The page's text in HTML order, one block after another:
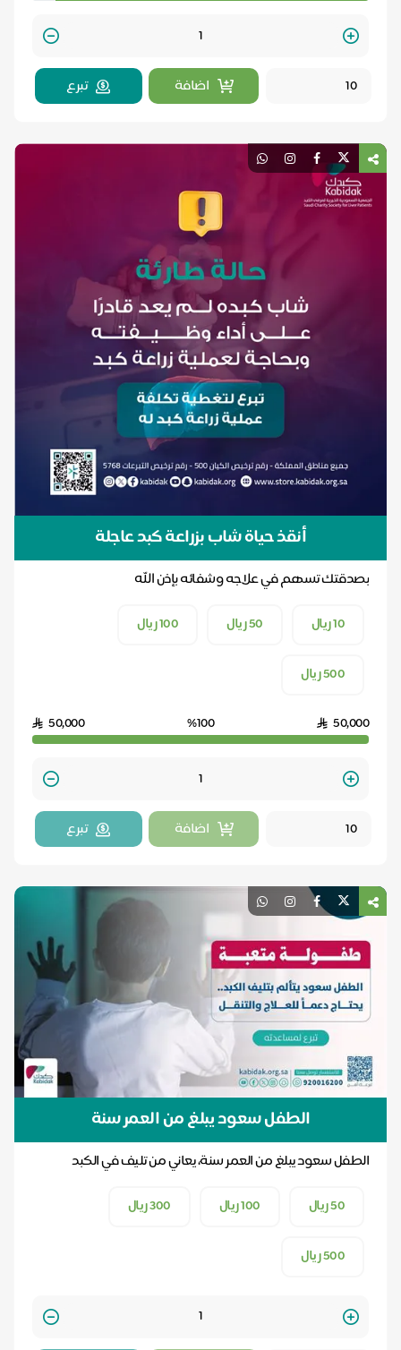
Quantity
اضافة
تبرع
أنقذ حياة شاب بزراعة كبد عاجلة
بصدقتك تسهم في علاجه وشفائه بإذن الله
10 ريال
50 ريال 100 ريال
500 ريال
50,000
%100
50,000
Quantity
اضافة
تبرع
الطفل سعود يبلغ من العمر سنة
الطفل سعود يبلغ من العمر سنة، يعاني من تليف في الكبد
50 ريال
100 ريال 300 ريال
500 ريال
Quantity